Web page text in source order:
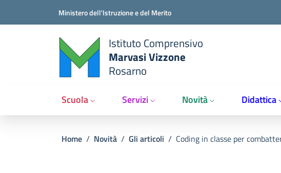
Ministero dell'Istruzione e del Merito
Istituto Comprensivo
Marvasi Vizzone
Rosarno
Scuola Servizi Novità Didattica
Briciole di pane
Home / Novità / Gli articoli / Coding in classe per